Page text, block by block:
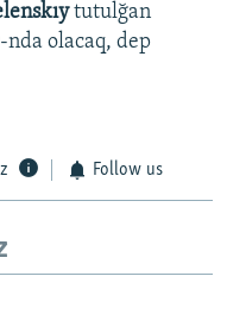
tutulğan
nda olacaq, dep
Follow us